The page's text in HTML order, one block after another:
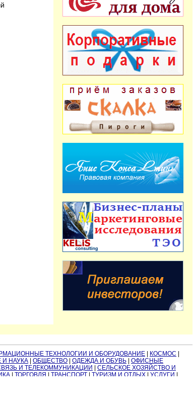
ТЕХНОЛОГИИ И ОБОРУДОВАНИЕ КОСМОС
И НАУКА ОБЩЕСТВО ОДЕЖДА И ОБУВЬ
ОФИСНЫЕ
И ТЕЛЕКОММУНИКАЦИИ
СЕЛЬСКОЕ ХОЗЯЙСТВО И
| ТОРГОВЛЯ | ТРАНСПОРТ| ТУРИЗМ И ОТДЫХ| УСЛУГИ |